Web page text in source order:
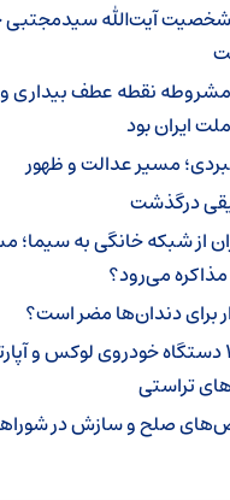
آیت‌الله سیدمجتبی
نقطه عطف بیداری و
ایران بود
مسیر عدالت و ظهور
درگذشت
از شبکه خانگی به سیما؛
می‌رود؟
برای دندان‌ها مضر است؟
توقیف ۱۷۲ دستگاه خودروی لوکس و
تراستی
صلح و سازش در